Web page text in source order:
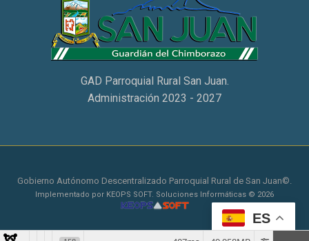
GAD Parroquial Rural San Juan.
Administración 2023 - 2027
Gobierno Autónomo Descentralizado Parroquial Rural de San Juan©.
Implementado por KEOPS SOFT. Soluciones Informáticas © 2026
ES